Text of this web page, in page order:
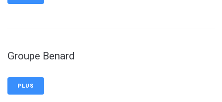
Groupe Benard
PLUS